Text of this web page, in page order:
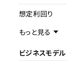
想定利回り
売却スキーム
権利
もっと見る
ビジネスモデル